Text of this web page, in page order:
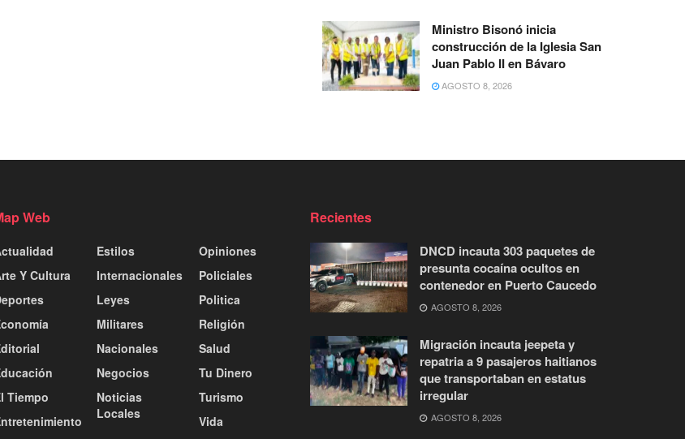
Ministro Bisonó inicia
construcción de la Iglesia San
Juan Pablo II en Bávaro
AGOSTO 8, 2026
Web
Y Cultura
Tiempo
Estilos
Internacionales
Leyes
Militares
Nacionales
Negocios
Noticias
Locales
Opiniones
Policiales
Politica
Religión
Salud
Tu Dinero
Turismo
Vida
Recientes
DNCD incauta 303 paquetes de
presunta cocaína ocultos en
contenedor en Puerto Caucedo
AGOSTO 8, 2026
Migración incauta jeepeta y
repatria a 9 pasajeros haitianos
que transportaban en estatus
irregular
AGOSTO 8, 2026